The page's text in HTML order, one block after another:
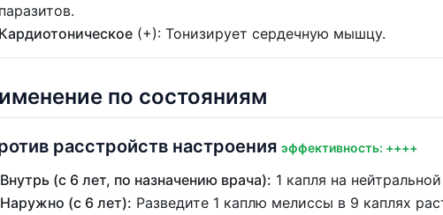
(+): Тонизирует сердечную мышцу.
по состояниям
расстройств настроения эффективность: ++++
Внутрь (с 6 лет, по назначению врача): 1 капля на
Наружно (с 6 лет): Разведите 1 каплю мелиссы в 9 каплях